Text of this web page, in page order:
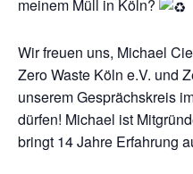
meinem Müll in Köln?
Wir freuen uns, Michael
Zero Waste Köln e.V. und
unserem Gesprächskreis
dürfen! Michael ist
bringt 14 Jahre Erfahrung